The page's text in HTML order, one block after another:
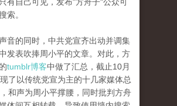
索。
音的同时，中共党宣齐出动并调集
发表吹捧周小平的文章。对此，方
tumblr博客中做了汇总，截止10月
了以传统党宣为主的十几家媒体总
和声为周小平撑腰，同时批判方舟